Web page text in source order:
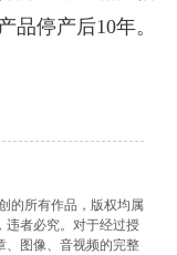
品停产后10年。
的所有作品，版权均属
违者必究。对于经过授
、图像、音视频的完整